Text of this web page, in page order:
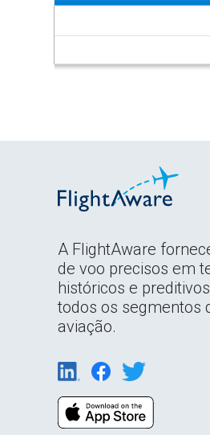
A FlightAware
de voo precisos em
históricos e
todos os segmentos
aviação.